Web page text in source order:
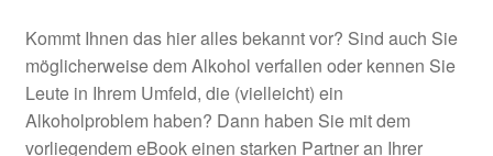
Kommt Ihnen das hier alles bekannt vor? Sind auch Sie
möglicherweise dem Alkohol verfallen oder kennen Sie
Leute in Ihrem Umfeld, die (vielleicht) ein
Alkoholproblem haben? Dann haben Sie mit dem
vorliegendem eBook einen starken Partner an Ihrer